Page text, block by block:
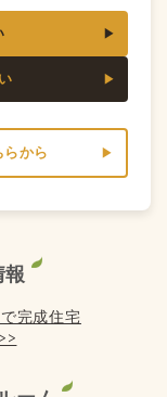
から
報
完成住宅